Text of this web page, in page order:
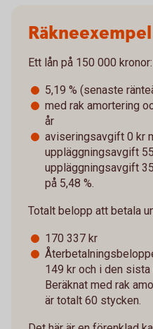
Ett lån på 150 000 kronor:
5,19 % (senaste
med rak amortering
år
aviseringsavgift 0 kr
uppläggningsavgift
uppläggningsavgift
på 5,48 %.
Totalt belopp att betala
170 337 kr
149 kr och i den sista
Beräknat med rak
är totalt 60 stycken.